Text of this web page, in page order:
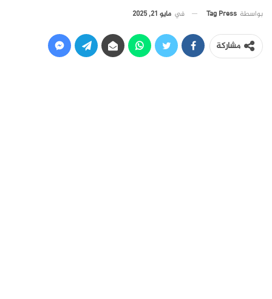
بواسطة Tag Press في مايو 21, 2025
مشاركة